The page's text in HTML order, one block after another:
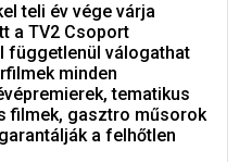
teli év vége várja
a TV2 Csoport
függetlenül válogathat
minden
tematikus
filmek, gasztro műsorok
a felhőtlen